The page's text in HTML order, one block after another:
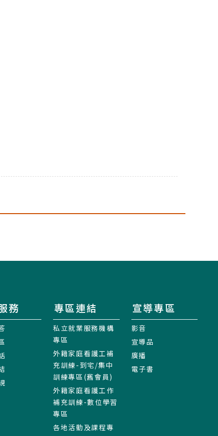
務 專區連結
私立就業服務機構
專區
外籍家庭看護工補
充訓練-到宅/集中
訓練專區(舊會員)
外籍家庭看護工作
補充訓練-數位學習
專區
各地活動及課程專
宣導專區
影音
宣導品
廣播
電子書